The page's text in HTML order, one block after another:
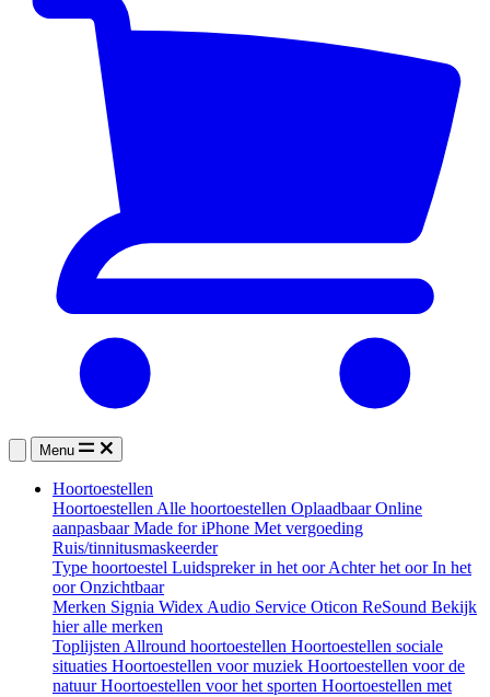
Menu
Hoortoestellen
HoortoestellenAlle hoortoestellen OplaadbaarOnline
aanpasbaarMade for iPhone Met vergoeding
Ruis/tinnitusmaskeerder
Type hoortoestel Luidspreker in het oorAchter het oorIn het
oorOnzichtbaar
Merken Signia WidexAudio Service Oticon ReSound Bekijk
hier alle merken
ToplijstenAllround hoortoestellen Hoortoestellen sociale
situaties Hoortoestellen voor muziek Hoortoestellen voor de
natuurHoortoestellen voor het sporten Hoortoestellen met